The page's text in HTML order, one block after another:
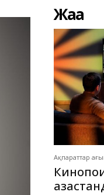
Жаңа
Ақпараттар